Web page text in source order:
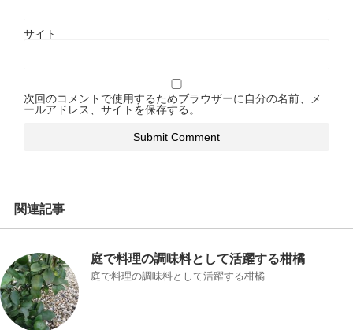
サイト
次回のコメントで使用するためブラウザーに自分の名前、メ
ールアドレス、サイトを保存する。
関連記事
庭で料理の調味料として活躍する柑橘
庭で料理の調味料として活躍する柑橘